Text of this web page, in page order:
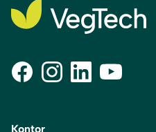
Kontor